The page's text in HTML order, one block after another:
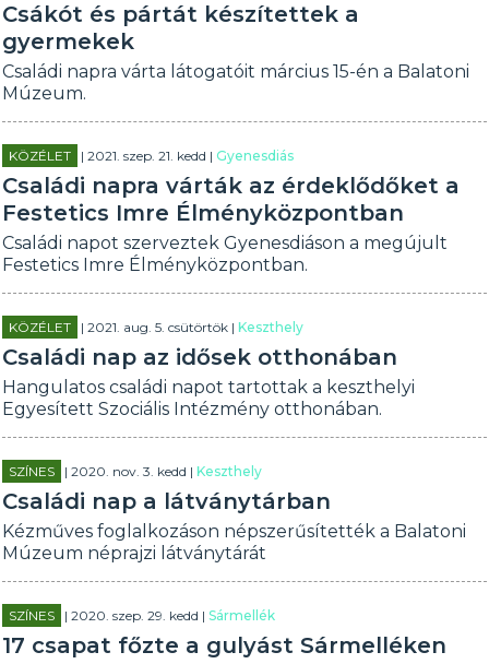
Csákót és pártát készítettek a
gyermekek
Családi napra várta látogatóit március 15-én a Balatoni
Múzeum.
KÖZÉLET | 2021. szep. 21. kedd |Gyenesdiás
Családi napra várták az érdeklődőket a
Festetics Imre Élményközpontban
Családi napot szerveztek Gyenesdiáson a megújult
Festetics Imre Élményközpontban.
KÖZÉLET | 2021. aug. 5. csütörtök |Keszthely
Családi nap az idősek otthonában
Hangulatos családi napot tartottak a keszthelyi
Egyesített Szociális Intézmény otthonában.
SZÍNES | 2020. nov. 3. kedd |Keszthely
Családi nap a látványtárban
Kézműves foglalkozáson népszerűsítették a Balatoni
Múzeum néprajzi látványtárát
SZÍNES | 2020. szep. 29. kedd |Sármellék
17 csapat főzte a gulyást Sármelléken